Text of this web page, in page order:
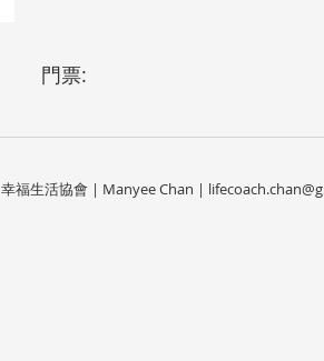
門票:
幸福生活協會 | Manyee Chan |